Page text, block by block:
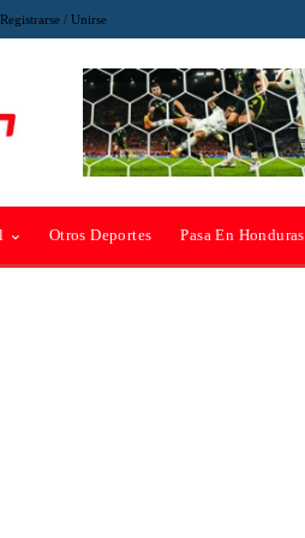
Registrarse / Unirse
Otros Deportes Pasa En Honduras